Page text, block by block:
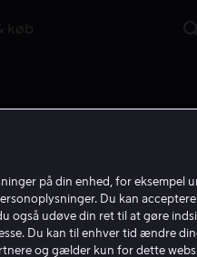
køb
på din enhed, for eksempel
Du kan
også udøve din ret til at gøre
Du kan til enhver tid ændre
og gælder kun for dette